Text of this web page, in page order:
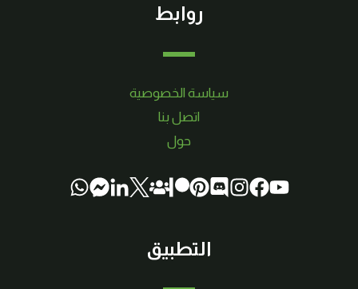
روابط
سياسة الخصوصية
اتصل بنا
حول
التطبيق